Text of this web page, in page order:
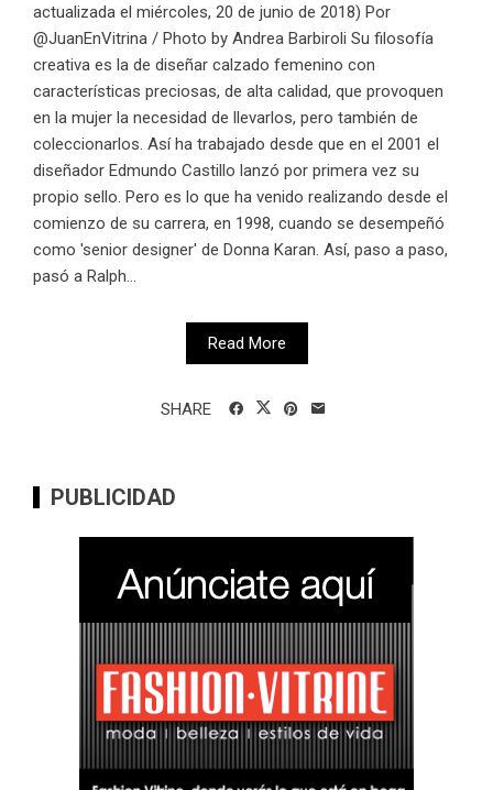
actualizada el miércoles, 20 de junio de 2018) Por
@JuanEnVitrina / Photo by Andrea Barbiroli Su filosofía
creativa es la de diseñar calzado femenino con
características preciosas, de alta calidad, que provoquen
en la mujer la necesidad de llevarlos, pero también de
coleccionarlos. Así ha trabajado desde que en el 2001 el
diseñador Edmundo Castillo lanzó por primera vez su
propio sello. Pero es lo que ha venido realizando desde el
comienzo de su carrera, en 1998, cuando se desempeñó
como 'senior designer' de Donna Karan. Así, paso a paso,
pasó a Ralph...
Read More
SHARE
PUBLICIDAD